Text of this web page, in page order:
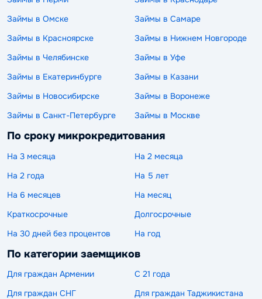
Займы в Омске
Займы в Самаре
Займы в Красноярске
Займы в Нижнем Новгороде
Займы в Челябинске
Займы в Уфе
Займы в Екатеринбурге
Займы в Казани
Займы в Новосибирске
Займы в Воронеже
Займы в Санкт-Петербурге
Займы в Москве
По сроку микрокредитования
На 3 месяца
На 2 месяца
На 2 года
На 5 лет
На 6 месяцев
На месяц
Краткосрочные
Долгосрочные
На 30 дней без процентов
На год
По категории заемщиков
Для граждан Армении
С 21 года
Для граждан СНГ
Для граждан Таджикистана